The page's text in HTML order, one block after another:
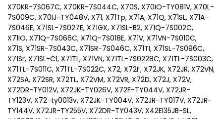
X70KR-7S067C, X70KR-7S044C, X70S, X70IO-TY081V, X70L-
7S009C, X70IJ-TY048V, X71, X71Tp, X71A, X71Q, X71SL, X71A-
7S046E, X71SL-7S027E, X71GX, X71SL-B2, X71Q-7S002C,
X71IO, X71Q-7S066C, X71Q-7S018E, X71V, X71VN-7S010C,
X71S, X71SR-7S043C, X71SR-7S046C, X71TI, X71SL-7S096C,
X71Sr, X71SL-C1, X71TL, X71VN, X71TL-7S0228C, X71TL-7S003C,
X71TL-7S011C, X71TL-7S022C, X72, X72F, X72JK, X72JR, X72VN,
X72SA, X72SR, X72TL, X72VM, X72VR, X72D, X72J, X72V,
X72DR-TY012V, X72JK-TY026V, X72F-TY044V, X72JR-
TY123V, X72-ty0013v, X72JK-TY004V, X72JR-TY017V, X72JR-
TY144V, X72JR-TY255V, X72DR-TY043V, X42EI35JB-SL,